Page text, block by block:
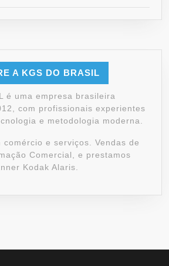
A KGS DO BRASIL
é uma empresa brasileira
com profissionais experientes
e metodologia moderna.
comércio e serviços. Vendas de
Comercial, e prestamos
Kodak Alaris.